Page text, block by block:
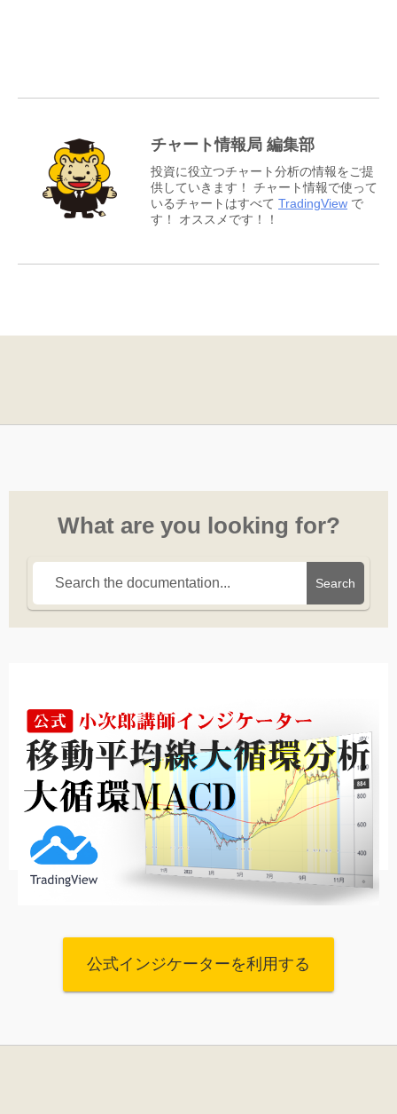
チャート情報局 編集部
投資に役立つチャート分析の情報をご提
供していきます！ チャート情報で使って
いるチャートはすべて TradingView で
す！ オススメです！！
What are you looking for?
Search
公式インジケーターを利用する